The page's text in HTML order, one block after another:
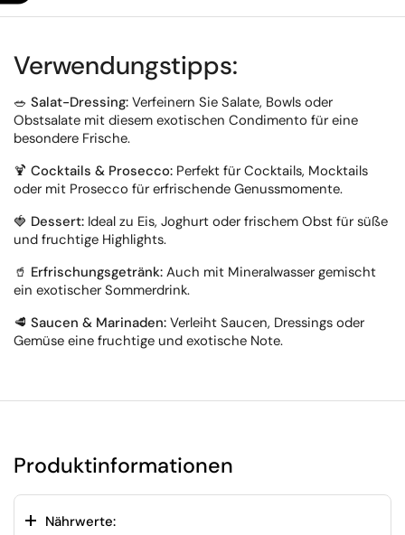
Verwendungstipps:
🥗 Salat-Dressing: Verfeinern Sie Salate, Bowls oder
Obstsalate mit diesem exotischen Condimento für eine
besondere Frische.
🍹 Cocktails & Prosecco: Perfekt für Cocktails, Mocktails
oder mit Prosecco für erfrischende Genussmomente.
🍓 Dessert: Ideal zu Eis, Joghurt oder frischem Obst für süße
und fruchtige Highlights.
🥤 Erfrischungsgetränk: Auch mit Mineralwasser gemischt
ein exotischer Sommerdrink.
🥩 Saucen & Marinaden: Verleiht Saucen, Dressings oder
Gemüse eine fruchtige und exotische Note.
Produktinformationen
Nährwerte: